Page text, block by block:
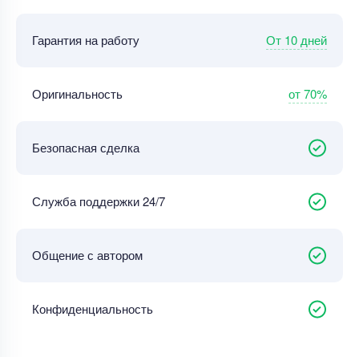
Гарантия на работу От 10 дней
Оригинальность от 70%
Безопасная сделка
Служба поддержки 24/7
Общение с автором
Конфиденциальность